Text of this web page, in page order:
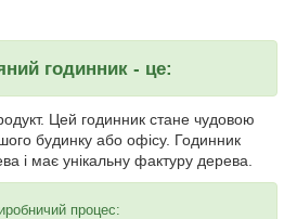
годинник - це:
Цей годинник стане чудовою
будинку або офісу. Годинник
і має унікальну фактуру дерева.
процес: